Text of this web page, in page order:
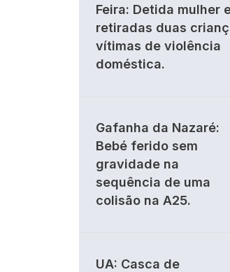
Feira: Detida mulher
retiradas duas
vítimas de violência
doméstica.
Gafanha da Nazaré:
Bebé ferido sem
gravidade na
sequência de uma
colisão na A25.
UA: Casca de